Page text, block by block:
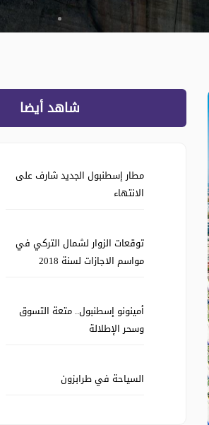
شاهد أيضا
مطار إسطنبول الجديد شارف على
الانتهاء
توقعات الزوار لشمال التركي في
مواسم الاجازات لسنة 2018
أمينونو إسطنبول.. متعة التسوق
وسحر الإطلالة
السياحة في طرابزون